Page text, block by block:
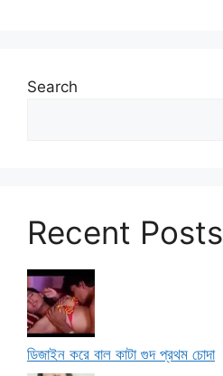
Search
Recent Posts
ডিজাইন করে বাল কাটা গুদ প্রথম চোদা